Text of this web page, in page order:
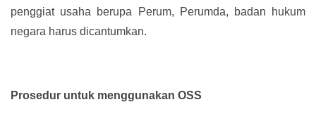
penggiat usaha berupa Perum, Perumda, badan hukum
negara harus dicantumkan.
Prosedur untuk menggunakan OSS